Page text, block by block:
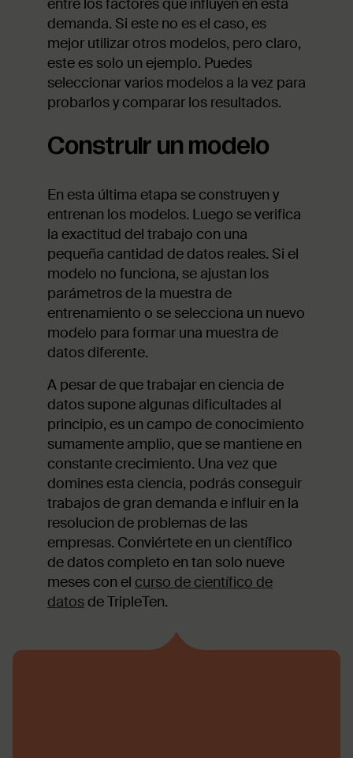
entre los factores que influyen en esta
demanda. Si este no es el caso, es
mejor utilizar otros modelos, pero claro,
este es solo un ejemplo. Puedes
seleccionar varios modelos a la vez para
probarlos y comparar los resultados.
Construir un modelo
En esta última etapa se construyen y
entrenan los modelos. Luego se verifica
la exactitud del trabajo con una
pequeña cantidad de datos reales. Si el
modelo no funciona, se ajustan los
parámetros de la muestra de
entrenamiento o se selecciona un nuevo
modelo para formar una muestra de
datos diferente.
A pesar de que trabajar en ciencia de
datos supone algunas dificultades al
principio, es un campo de conocimiento
sumamente amplio, que se mantiene en
constante crecimiento. Una vez que
domines esta ciencia, podrás conseguir
trabajos de gran demanda e influir en la
resolucion de problemas de las
empresas. Conviértete en un científico
de datos completo en tan solo nueve
meses con el curso de científico de
datosde TripleTen.